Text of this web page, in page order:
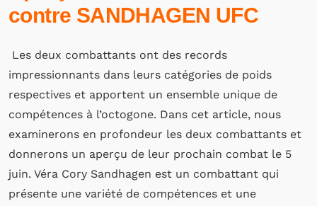
contre SANDHAGEN UFC
Les deux combattants ont des records
impressionnants dans leurs catégories de poids
respectives et apportent un ensemble unique de
compétences à l’octogone. Dans cet article, nous
examinerons en profondeur les deux combattants et
donnerons un aperçu de leur prochain combat le 5
juin. Véra Cory Sandhagen est un combattant qui
présente une variété de compétences et une